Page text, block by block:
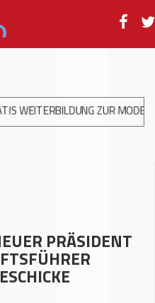
ZUR MODERNEN
PRÄSIDENT